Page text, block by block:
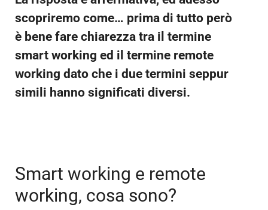
scopriremo come… prima di tutto però
è bene fare chiarezza tra il termine
smart working ed il termine remote
working dato che i due termini seppur
simili hanno significati diversi.
Smart working e remote
working, cosa sono?